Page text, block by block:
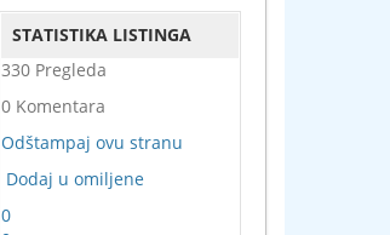
STATISTIKA LISTINGA
330 Pregleda
0 Komentara
Odštampaj ovu stranu
Dodaj u omiljene
0